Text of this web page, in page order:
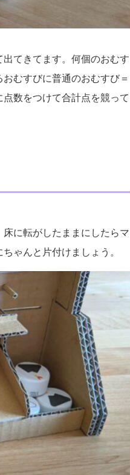
てきてます。何個のおむす
むすびに普通のおむすび＝
数をつけて合計点を競って
に転がしたままにしたらマ
ゃんと片付けましょう。